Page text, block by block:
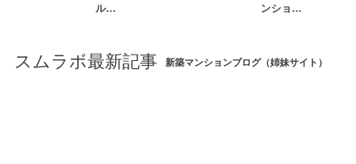
ル…
ンショ…
スムラボ最新記事 新築マンションブログ（姉妹サイト）